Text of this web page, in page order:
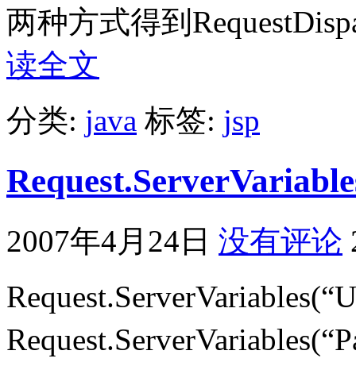
两种方式得到
读全文
分类: java 标签: jsp
2007年4月24日 没有评论